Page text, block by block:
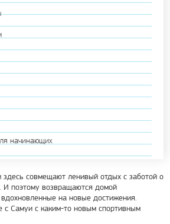
начинающих
здесь совмещают ленивый отдых с заботой о
И поэтому возвращаются домой
на новые достижения.
с Самуи с каким-то новым спортивным